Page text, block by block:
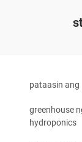
pataasin ang
greenhouse
hydroponics